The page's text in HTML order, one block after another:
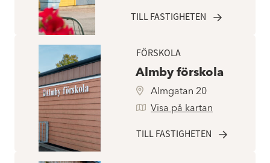
TILL FASTIGHETEN
FÖRSKOLA
Almby förskola
Almgatan 20
Visa på kartan
TILL FASTIGHETEN